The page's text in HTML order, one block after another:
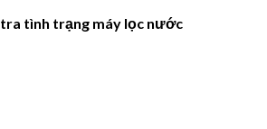
tình trạng máy lọc nước